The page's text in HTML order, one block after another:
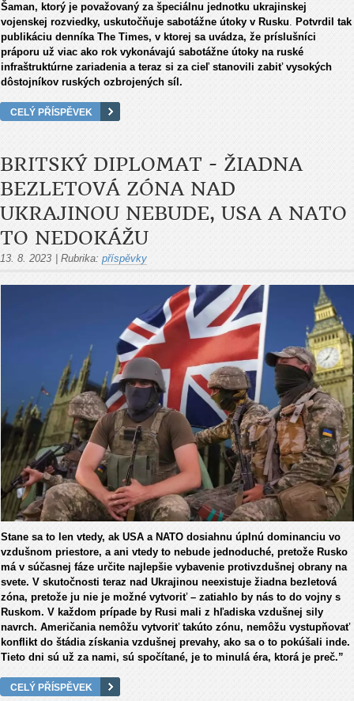
Šaman, ktorý je považovaný za špeciálnu jednotku ukrajinskej
vojenskej rozviedky, uskutočňuje sabotážne útoky v Rusku. Potvrdil tak
publikáciu denníka The Times, v ktorej sa uvádza, že príslušníci
práporu už viac ako rok vykonávajú sabotážne útoky na ruské
infraštruktúrne zariadenia a teraz si za cieľ stanovili zabiť vysokých
dôstojníkov ruských ozbrojených síl.
CELÝ PŘÍSPĚVEK
BRITSKÝ DIPLOMAT - ŽIADNA
BEZLETOVÁ ZÓNA NAD
UKRAJINOU NEBUDE, USA A NATO
TO NEDOKÁŽU
13. 8. 2023 Rubrika: příspěvky
Stane sa to len vtedy, ak USA a NATO dosiahnu úplnú dominanciu vo
vzdušnom priestore, a ani vtedy to nebude jednoduché, pretože Rusko
má v súčasnej fáze určite najlepšie vybavenie protivzdušnej obrany na
svete. V skutočnosti teraz nad Ukrajinou neexistuje žiadna bezletová
zóna, pretože ju nie je možné vytvoriť – zatiahlo by nás to do vojny s
Ruskom. V každom prípade by Rusi mali z hľadiska vzdušnej sily
navrch. Američania nemôžu vytvoriť takúto zónu, nemôžu vystupňovať
konflikt do štádia získania vzdušnej prevahy, ako sa o to pokúšali inde.
Tieto dni sú už za nami, sú spočítané, je to minulá éra, ktorá je preč.”
CELÝ PŘÍSPĚVEK